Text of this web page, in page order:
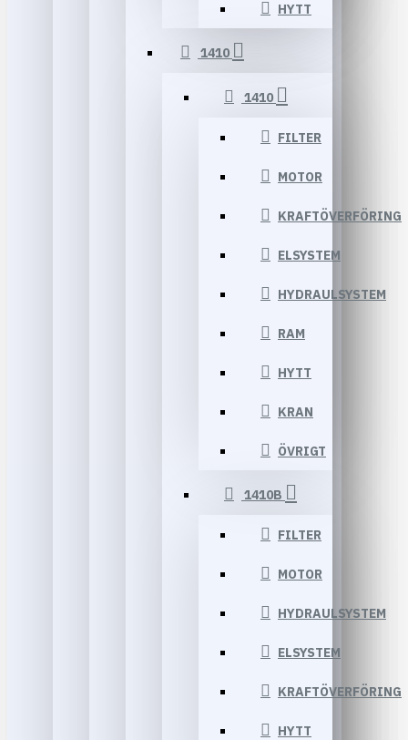
HYTT
1410
1410
FILTER
MOTOR
KRAFTÖVERFÖRING
ELSYSTEM
HYDRAULSYSTEM
RAM
HYTT
KRAN
ÖVRIGT
1410B
FILTER
MOTOR
HYDRAULSYSTEM
ELSYSTEM
KRAFTÖVERFÖRING
HYTT